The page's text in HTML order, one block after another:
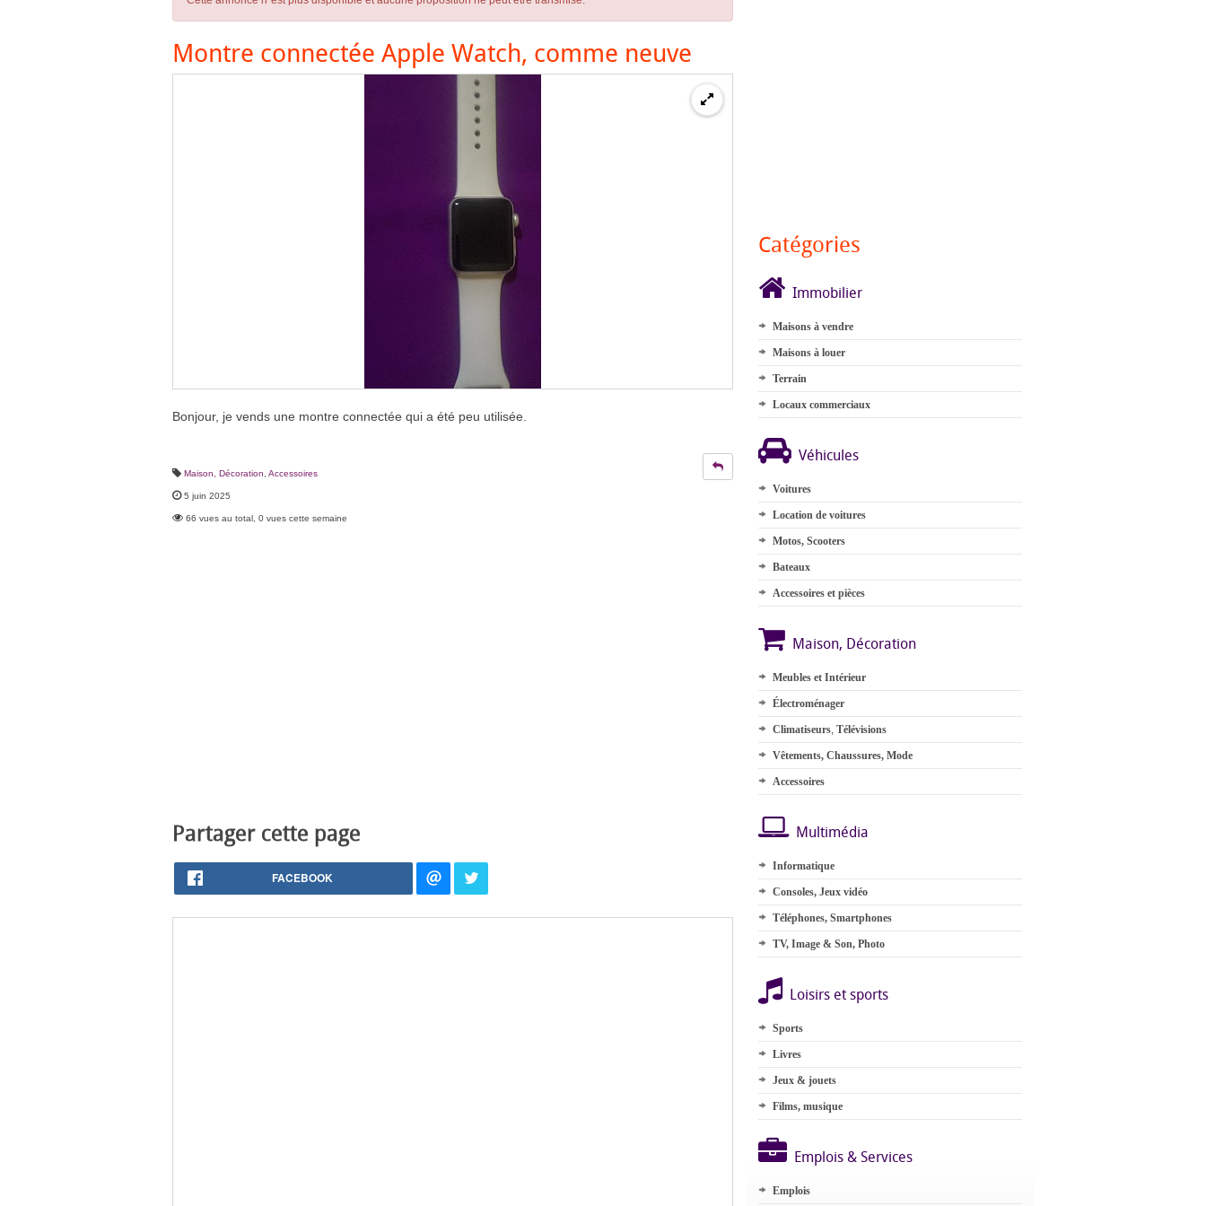
Montre connectée Apple Watch, comme neuve
Bonjour, je vends une montre connectée qui a été peu utilisée.
Maison, Décoration Accessoires
5 juin 2025
66 vues au total, 0 vues cette semaine
Partager cette page
FACEBOOK
Catégories
Immobilier
Maisons à vendre
Maisons à louer
Terrain
Locaux commerciaux
Véhicules
Voitures
Location de voitures
Motos, Scooters
Bateaux
Accessoires et pièces
Maison, Décoration
Meubles et Intérieur
Électroménager
Climatiseurs, Télévisions
Vêtements, Chaussures, Mode
Accessoires
Multimédia
Informatique
Consoles, Jeux vidéo
Téléphones, Smartphones
TV, Image & Son, Photo
Loisirs et sports
Sports
Livres
Jeux & jouets
Films, musique
Emplois & Services
Emplois